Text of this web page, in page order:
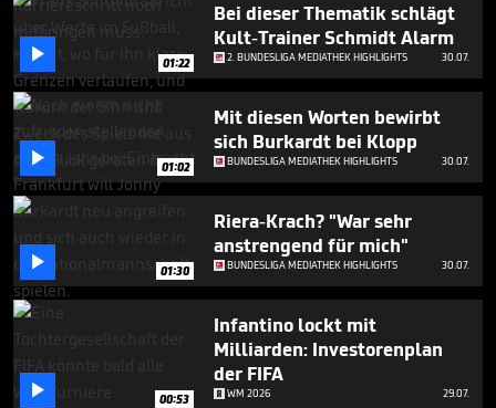
 01:22
Bei dieser Thematik schlägt
Kult-Trainer Schmidt Alarm
2. BUNDESLIGA MEDIATHEK HIGHLIGHTS 30.07.
 01:02
Mit diesen Worten bewirbt
sich Burkardt bei Klopp
BUNDESLIGA MEDIATHEK HIGHLIGHTS 30.07.
 01:30
Riera-Krach? "War sehr
anstrengend für mich"
BUNDESLIGA MEDIATHEK HIGHLIGHTS 30.07.
 00:53
Infantino lockt mit
Milliarden: Investorenplan
der FIFA
WM 2026 29.07.